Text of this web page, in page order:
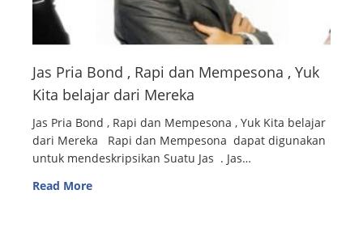
Jas Pria Bond , Rapi dan Mempesona , Yuk
Kita belajar dari Mereka
Jas Pria Bond , Rapi dan Mempesona , Yuk Kita belajar
dari Mereka Rapi dan Mempesona dapat digunakan
untuk mendeskripsikan Suatu Jas . Jas…
Read More